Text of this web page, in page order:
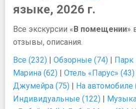
языке, 2026 г.
Все экскурсии «В помещении»
отзывы, описания.
Все (232) | Обзорные (74) | Парк
Марина (62) | Отель «Парус» (43)
Джумейра (75) | На автомобиле
Индивидуальные (122) |